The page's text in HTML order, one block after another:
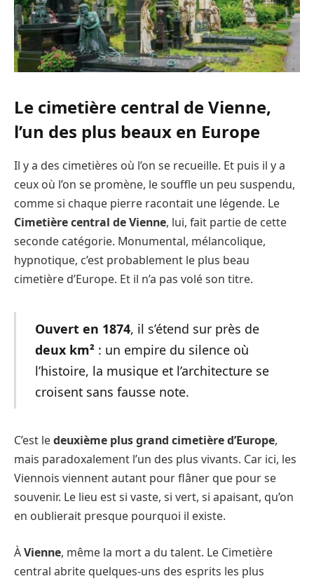
Le cimetière central de Vienne,
l’un des plus beaux en Europe
Il y a des cimetières où l’on se recueille. Et puis il y a
ceux où l’on se promène, le souffle un peu suspendu,
comme si chaque pierre racontait une légende. Le
Cimetière central de Vienne, lui, fait partie de cette
seconde catégorie. Monumental, mélancolique,
hypnotique, c’est probablement le plus beau
cimetière d’Europe. Et il n’a pas volé son titre.
Ouvert en 1874, il s’étend sur près de
deux km²: un empire du silence où
l’histoire, la musique et l’architecture se
croisent sans fausse note.
C’est ledeuxième plus grand cimetière d’Europe,
mais paradoxalement l’un des plus vivants. Car ici, les
Viennois viennent autant pour flâner que pour se
souvenir. Le lieu est si vaste, si vert, si apaisant, qu’on
en oublierait presque pourquoi il existe.
ÀVienne, même la mort a du talent. Le Cimetière
central abrite quelques-uns des esprits les plus